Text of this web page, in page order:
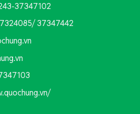
37347102
37347442